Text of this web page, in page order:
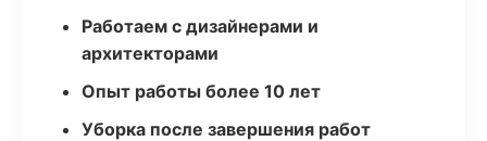
Работаем с дизайнерами и
архитекторами
Опыт работы более 10 лет
Уборка после завершения работ